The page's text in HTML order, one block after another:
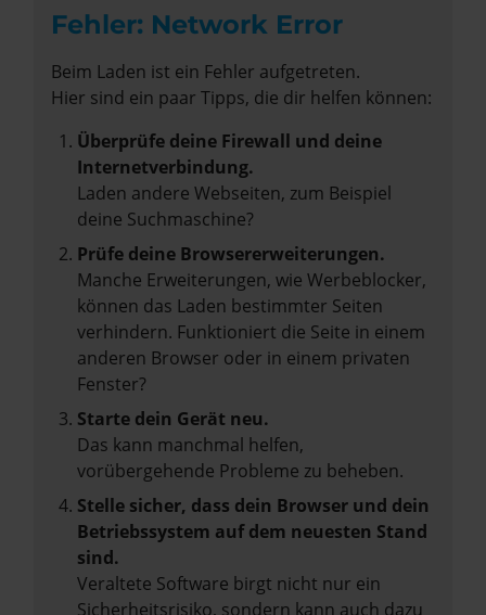
Fehler: Network Error
Beim Laden ist ein Fehler aufgetreten.
Hier sind ein paar Tipps, die dir helfen können:
Überprüfe deine Firewall und deine
Internetverbindung.
Laden andere Webseiten, zum Beispiel
deine Suchmaschine?
Prüfe deine Browsererweiterungen.
Manche Erweiterungen, wie Werbeblocker,
können das Laden bestimmter Seiten
verhindern. Funktioniert die Seite in einem
anderen Browser oder in einem privaten
Fenster?
Starte dein Gerät neu.
Das kann manchmal helfen,
vorübergehende Probleme zu beheben.
Stelle sicher, dass dein Browser und dein
Betriebssystem auf dem neuesten Stand
sind.
Veraltete Software birgt nicht nur ein
Sicherheitsrisiko, sondern kann auch dazu